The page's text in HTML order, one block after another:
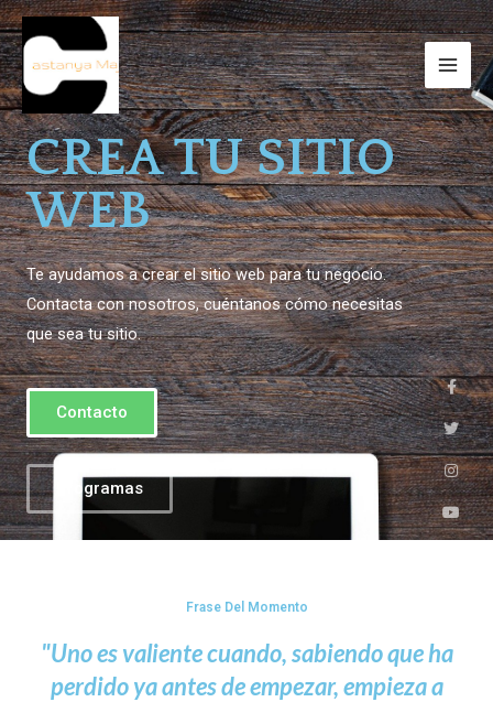
CREA TU SITIO
WEB
Te ayudamos a crear el sitio web para tu negocio.
Contacta con nosotros, cuéntanos cómo necesitas
que sea tu sitio.
Contacto
Programas
Frase Del Momento
"Uno es valiente cuando, sabiendo que ha
perdido ya antes de empezar, empieza a